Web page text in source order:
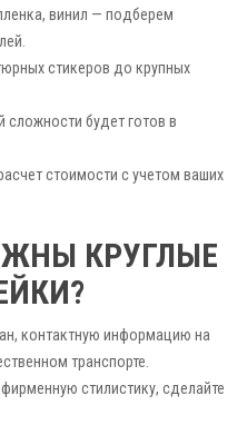
винил — подберем
стикеров до крупных
сложности будет готов в
стоимости с учетом ваших
КРУГЛЫЕ
контактную информацию на
транспорте.
стилистику, сделайте